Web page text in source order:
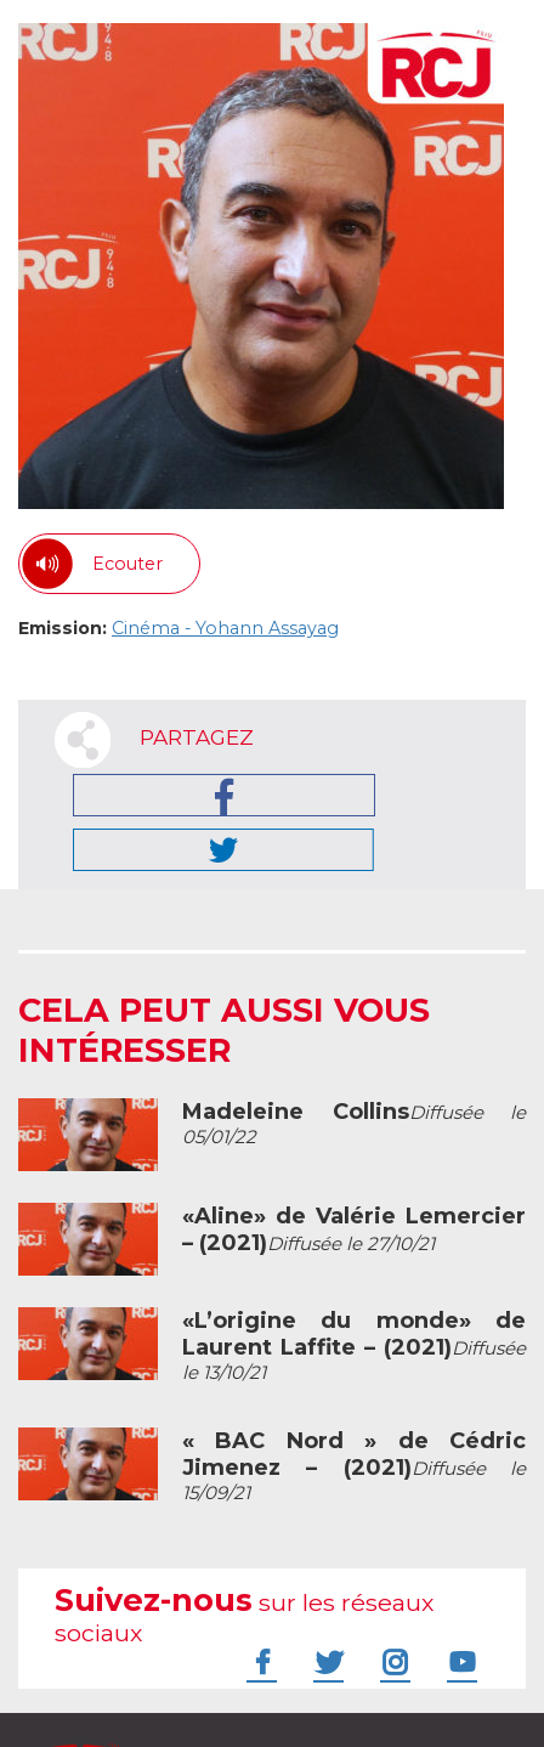
Ecouter
Emission: Cinéma - Yohann Assayag
PARTAGEZ
CELA PEUT AUSSI VOUS
INTÉRESSER
Madeleine CollinsDiffusée le
05/01/22
«Aline» de Valérie Lemercier
– (2021)Diffusée le 27/10/21
«L’origine du monde» de
Laurent Laffite – (2021)Diffusée
le 13/10/21
« BAC Nord » de Cédric
Jimenez – (2021)Diffusée le
15/09/21
Suivez-nous sur les réseaux
sociaux